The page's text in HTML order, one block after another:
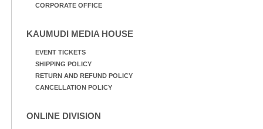
CORPORATE OFFICE
KAUMUDI MEDIA HOUSE
EVENT TICKETS
SHIPPING POLICY
RETURN AND REFUND POLICY
CANCELLATION POLICY
ONLINE DIVISION